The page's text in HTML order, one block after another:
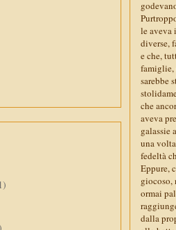
le aveva
diverse,
e che,
famiglie,
sarebbe
che
aveva
galassie
una
fedeltà
Eppure,
giocoso,
ormai
dalla